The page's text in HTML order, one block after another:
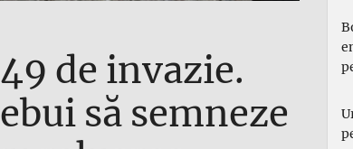
de invazie.
să semneze